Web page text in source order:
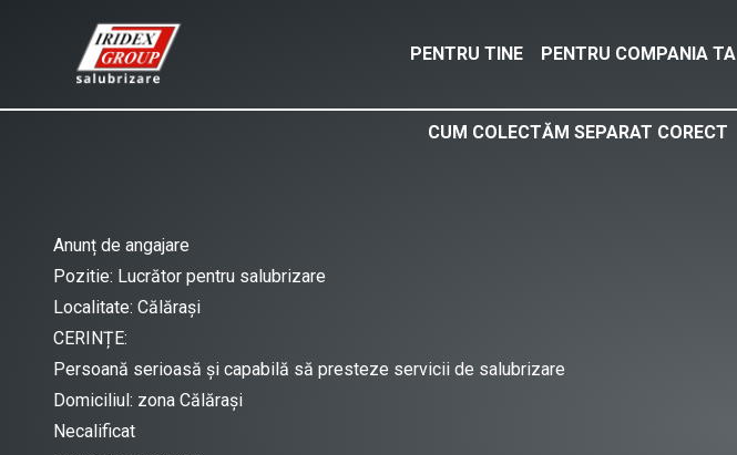
PENTRU TINE PENTRU COMPANIA TA
CUM COLECTĂM SEPARAT CORECT
Anunț de angajare
Pozitie: Lucrător pentru salubrizare
Localitate: Călărași
CERINȚE:
Persoană serioasă și capabilă să presteze servicii de salubrizare
Domiciliul: zona Călărași
Necalificat